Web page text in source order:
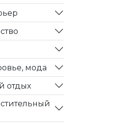
мода
отдых